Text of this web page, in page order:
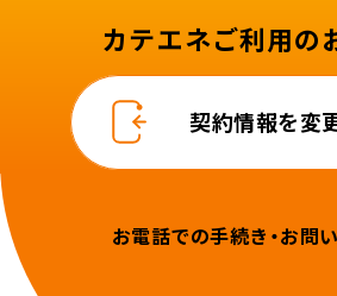
カテエネご利用の
契約情報を変
お電話での手続き・お問